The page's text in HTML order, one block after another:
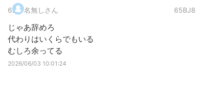
6. 名無しさん 65BJ8
じゃあ辞めろ
代わりはいくらでもいる
むしろ余ってる
2026/06/03 10:01:24